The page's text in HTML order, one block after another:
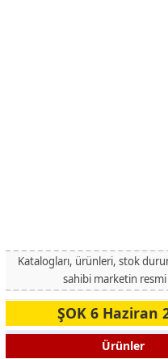
Katalogları, ürünleri, stok
sahibi marketin
ŞOK 6 Haziran
Ürünler